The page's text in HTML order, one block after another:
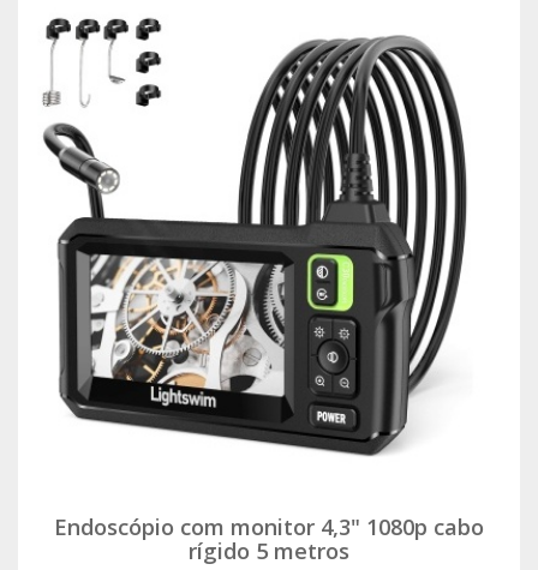
Endoscópio com monitor 4,3" 1080p cabo
rígido 5 metros